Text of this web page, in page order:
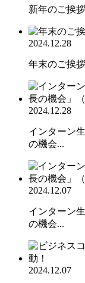
新年のご挨拶
2024.12.28
年末のご挨拶
2024.12.28
インターン
の機会...
2024.12.07
インターン
の機会...
2024.12.07